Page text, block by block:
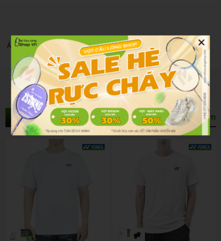
Áo Cầu Lông Yonex Rm-j035-3089-rw2-s White
Sản Phẩm Liên Quan Xem thêm
×